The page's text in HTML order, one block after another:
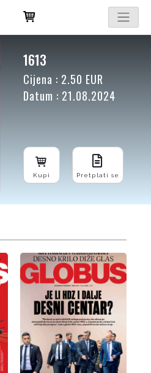
1613
Cijena : 2.50 EUR
Datum : 21.08.2024
Kupi Pretplati se